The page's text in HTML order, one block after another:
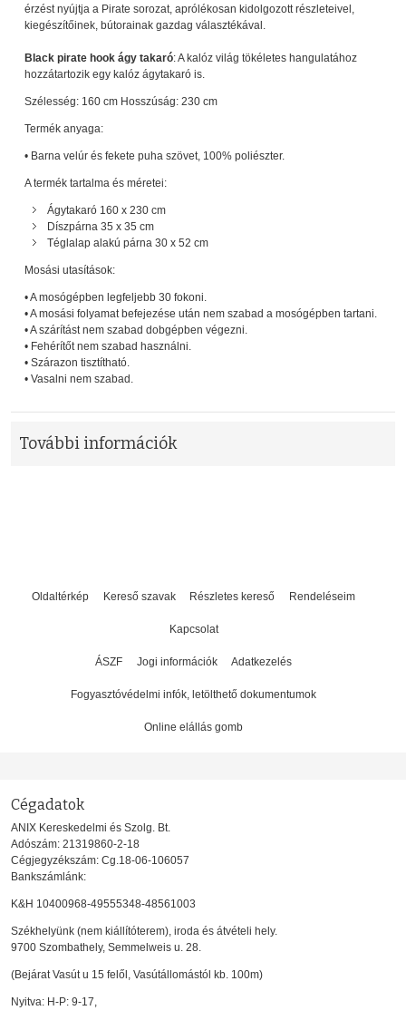
érzést nyújtja a Pirate sorozat, aprólékosan kidolgozott részleteivel,
kiegészítőinek, bútorainak gazdag választékával.
Black pirate hook ágy takaró: A kalóz világ tökéletes hangulatához
hozzátartozik egy kalóz ágytakaró is.
Szélesség: 160 cm Hosszúság: 230 cm
Termék anyaga:
• Barna velúr és fekete puha szövet, 100% poliészter.
A termék tartalma és méretei:
Ágytakaró 160 x 230 cm
Díszpárna 35 x 35 cm
Téglalap alakú párna 30 x 52 cm
Mosási utasítások:
• A mosógépben legfeljebb 30 fokoni.
• A mosási folyamat befejezése után nem szabad a mosógépben tartani.
• A szárítást nem szabad dobgépben végezni.
• Fehérítőt nem szabad használni.
• Szárazon tisztítható.
• Vasalni nem szabad.
További információk
Oldaltérkép Kereső szavak Részletes kereső Rendeléseim
Kapcsolat
ÁSZF Jogi információk Adatkezelés
Fogyasztóvédelmi infók, letölthető dokumentumok
Online elállás gomb
Cégadatok
ANIX Kereskedelmi és Szolg. Bt.
Adószám: 21319860-2-18
Cégjegyzékszám: Cg.18-06-106057
Bankszámlánk:
K&H 10400968-49555348-48561003
Székhelyünk (nem kiállítóterem), iroda és átvételi hely.
9700 Szombathely, Semmelweis u. 28.
(Bejárat Vasút u 15 felől, Vasútállomástól kb. 100m)
Nyitva: H-P: 9-17,